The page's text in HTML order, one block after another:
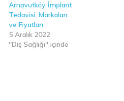
Arnavutköy İmplant
Tedavisi, Markaları
ve Fiyatları
5 Aralık 2022
"Diş Sağlığı" içinde